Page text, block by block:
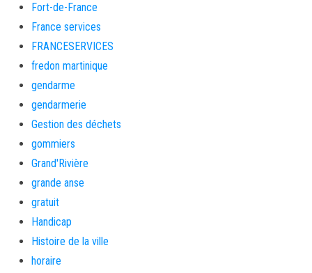
Fort-de-France
France services
FRANCESERVICES
fredon martinique
gendarme
gendarmerie
Gestion des déchets
gommiers
Grand'Rivière
grande anse
gratuit
Handicap
Histoire de la ville
horaire